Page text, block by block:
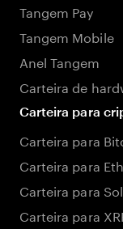
Tangem Pay
Tangem Mobile
Anel Tangem
Carteira de
Carteira para
Carteira para
Carteira para
Carteira para
Carteira para